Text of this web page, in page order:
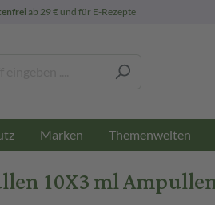
ab 29 € und für E-Rezepte
Marken Themenwelten
10X3 ml